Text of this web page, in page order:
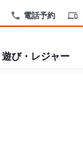
電話予約
遊び・レジャー